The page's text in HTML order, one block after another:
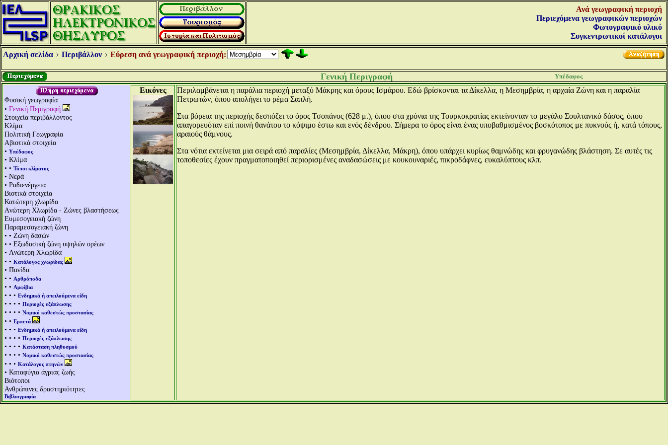
Ανά γεωγραφική περιοχή
Περιεχόμενα γεωγραφικών περιοχών
Φωτογραφικό υλικό
Συγκεντρωτικοί κατάλογοι
Αρχική σελίδα Περιβάλλον Εύρεση ανά γεωγραφική περιοχή:
Γενική Περιγραφή Υπέδαφος
Φυσική γεωγραφία
• Γενική Περιγραφή
Στοιχεία περιβάλλοντος
Κλίμα
Πολιτική Γεωγραφία
Αβιοτικά στοιχεία
• Υπέδαφος
• Κλίμα
• • Τύποι κλίματος
• Νερά
• Ραδιενέργεια
Βιοτικά στοιχεία
Κατώτερη χλωρίδα
Aνώτερη Χλωρίδα - Ζώνες βλαστήσεως
Ευμεσογειακή ζώνη
Παραμεσογειακή ζώνη
• • Ζώνη δασών
• • Εξωδασική ζώνη υψηλών ορέων
• Aνώτερη Χλωρίδα
• • Κατάλογος χλωρίδας
• Πανίδα
• • Αρθρόποδα
• • Αμφίβια
• • • Ενδημικά ή απειλούμενα είδη
• • • • Περιοχές εξάπλωσης
• • • • Νομικό καθεστώς προστασίας
• • Ερπετά
• • • Ενδημικά ή απειλούμενα είδη
• • • • Περιοχές εξάπλωσης
• • • • Κατάσταση πληθυσμού
• • • • Νομικό καθεστώς προστασίας
• • • Κατάλογος πτηνών
• Καταφύγια άγριας ζωής
Βιότοποι
Ανθρώπινες δραστηριότητες
Βιβλιογραφία
Εικόνες
Περιλαμβάνεται η παράλια περιοχή μεταξύ Μάκρης και όρους Ισμάρου. Εδώ βρίσκονται τα Δίκελλα, η Μεσημβρία, η αρχαία Ζώνη και η παραλία
Πετρωτών, όπου απολήγει το ρέμα Σαπλή.
Στα βόρεια της περιοχής δεσπόζει το όρος Τσοπάνος (628 μ.), όπου στα χρόνια της Τουρκοκρατίας εκτείνονταν το μεγάλο Σουλτανικό δάσος, όπου
απαγορευόταν επί ποινή θανάτου το κόψιμο έστω και ενός δένδρου. Σήμερα το όρος είναι ένας υποβαθμισμένος βοσκότοπος με πυκνούς ή, κατά τόπους,
αραιούς θάμνους.
Στα νότια εκτείνεται μια σειρά από παραλίες (Μεσημβρία, Δίκελλα, Μάκρη), όπου υπάρχει κυρίως θαμνώδης και φρυγανώδης βλάστηση. Σε αυτές τις
τοποθεσίες έχουν πραγματοποιηθεί περιορισμένες αναδασώσεις με κουκουναριές, πικροδάφνες, ευκαλύπτους κλπ.